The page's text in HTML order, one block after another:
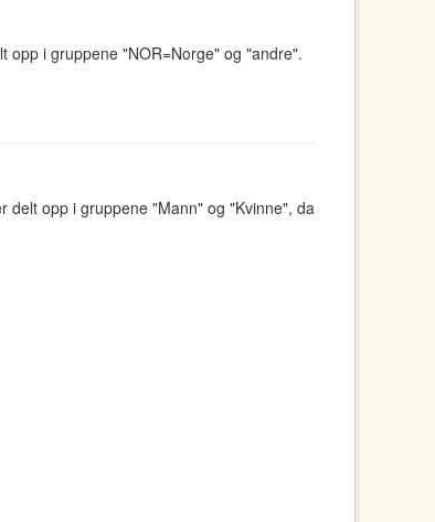
opp i gruppene "NOR=Norge" og "andre".
delt opp i gruppene "Mann" og "Kvinne", da